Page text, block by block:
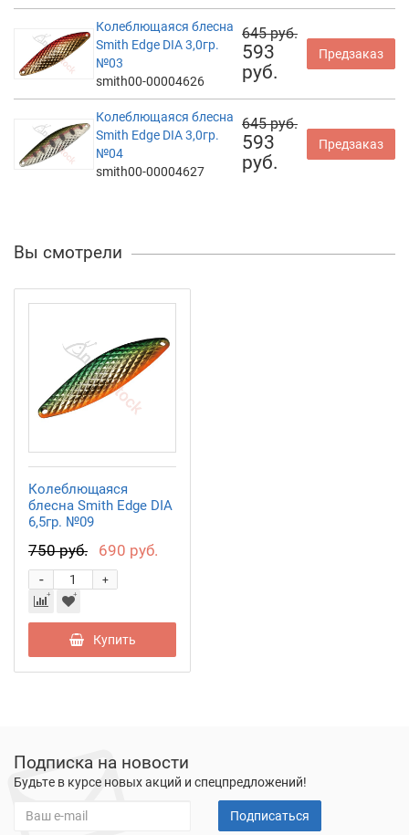
Колеблющаяся блесна
Smith Edge DIA 3,0гр.
№03
smith00-00004626
645 руб.
593
руб.
Предзаказ
Колеблющаяся блесна
Smith Edge DIA 3,0гр.
№04
smith00-00004627
645 руб.
593
руб.
Предзаказ
Вы смотрели
Колеблющаяся
блесна Smith Edge DIA
6,5гр. №09
750 руб. 690 руб.
+
-
Купить
Подписка на новости
Будьте в курсе новых акций и спецпредложений!
Подписаться